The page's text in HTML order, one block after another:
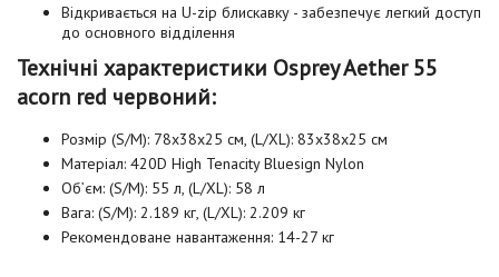
Відкривається на U-zip блискавку - забезпечує легкий доступ
до основного відділення
Технічні характеристики Osprey Aether 55
acorn red червоний:
Розмір (S/M): 78х38х25 см, (L/XL): 83х38х25 см
Матеріал: 420D High Tenacity Bluesign Nylon
Об’єм: (S/M): 55 л, (L/XL): 58 л
Вага: (S/M): 2.189 кг, (L/XL): 2.209 кг
Рекомендоване навантаження: 14-27 кг